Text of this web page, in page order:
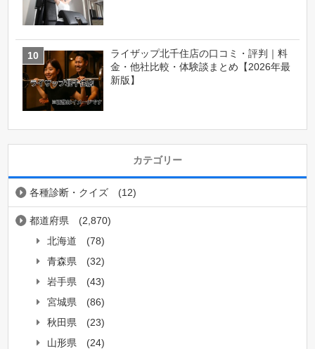
ライザップ北千住店の口コミ・評判｜料
金・他社比較・体験談まとめ【2026年最
新版】
カテゴリー
各種診断・クイズ (12)
都道府県
(2,870)
北海道
(78)
青森県
(32)
岩手県
(43)
宮城県
(86)
秋田県
(23)
山形県
(24)